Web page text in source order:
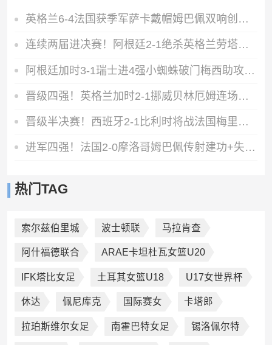
英格兰6-4法国获季军萨卡戴帽姆巴佩双响创纪录奥利塞2助+失良机
连续两届进决赛！阿根廷2-1绝杀英格兰劳塔罗恩佐破门梅西两助攻
阿根廷加时3-1瑞士进4强小蜘蛛破门梅西助攻麦卡恩博洛假摔染红
晋级四强！英格兰加时2-1挪威贝林厄姆连场双响谢尔德鲁普破门
晋级半决赛！西班牙2-1比利时将战法国梅里诺替补绝杀拉门斯送礼
进军四强！法国2-0摩洛哥姆巴佩传射建功+失点登贝莱贴地斩
热门TAG
索尔兹伯里城 波士顿联 马拉肯查
阿什福德联合 ARAE卡坦杜瓦女篮U20
IFK塔比女足 土耳其女篮U18 U17女世界杯
休达 佩尼库克 国际赛女 卡塔郎
拉珀斯维尔女足 南霍巴特女足 锡洛佩尔特